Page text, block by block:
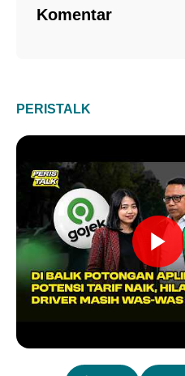
Komentar
PERISTALK